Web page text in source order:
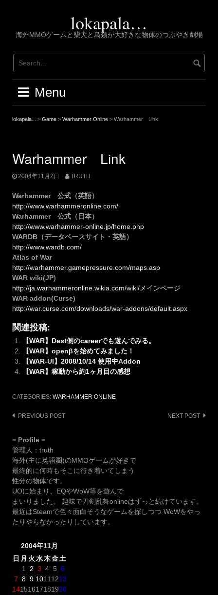
lokapala…
海外MMOゲームと柴犬と鳥類が大好きな物体のつぶやき劇場
Menu
lokapala... > Game > Warhammer Online > Warhammer Link
Warhammer Link
2004年11月2日 TRUTH
Warhammer 公式（英語）
http://www.warhammeronline.com/
Warhammer 公式（日本）
http://www.warhammer-online.jp/home.php
WARDB（データベースサイト・英語）
http://www.wardb.com/
Atlas of War
http://warhammer.gamepressure.com/maps.asp
WAR wiki(JP)
http://ja.warhammeronline.wikia.com/wiki/メインページ
WAR addon(Curse)
http://war.curse.com/downloads/war-addons/default.aspx
関連投稿:
【WAR】Dest側のcareerでも遊んでみる。
【WAR】openβを始めてみました！
【WAR-UI】2008/10/14 使用中Addon
【WAR】稼動から約1ヶ月目の感想
CATEGORIES: WARHAMMER ONLINE
Post
PREVIOUS POST NEXT POST
= Profile =
管理人：truth
海外(主に英語圏)のMMOゲームが好きで
最終的に何時もそこに行き着いてしまう
性分の物体です。
UOに始まり、EQやWoW等を遊んで
まいりました。 趣味で刀剣乱舞onlineはずっと続けています。
最近はSteamで色々面白そうなゲームを探しつつ WoWをやっ
たりやらなかったりしています。
2004年11月
日 月 火水木金土
1 2 3 4 5 6
7 8 9 10111213
14151617181920